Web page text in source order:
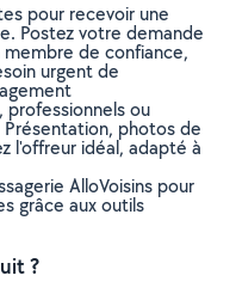
pour recevoir une
Postez votre demande
de confiance,
urgent de
professionnels ou
photos de
l'offreur idéal, adapté à
AlloVoisins pour
grâce aux outils
?